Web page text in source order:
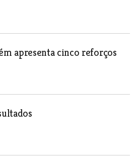
apresenta cinco reforços